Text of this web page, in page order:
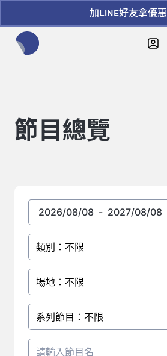
加LINE好友拿優惠
節目總覽
類別：不限
場地：不限
系列節目：不限